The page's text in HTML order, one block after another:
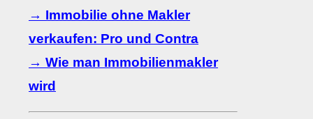
→ Immobilie ohne Makler
verkaufen: Pro und Contra
→ Wie man Immobilienmakler
wird